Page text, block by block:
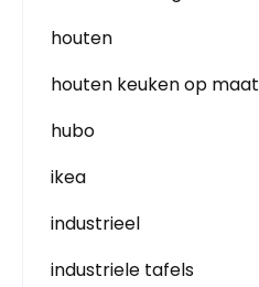
houten
houten keuken op maat
hubo
ikea
industrieel
industriele tafels